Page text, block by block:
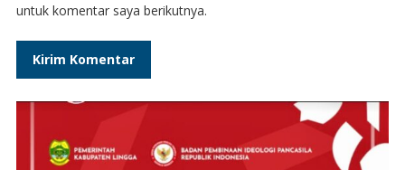
untuk komentar saya berikutnya.